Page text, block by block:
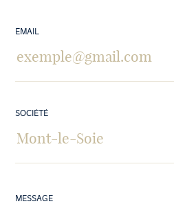
EMAIL
SOCIÉTÉ
MESSAGE